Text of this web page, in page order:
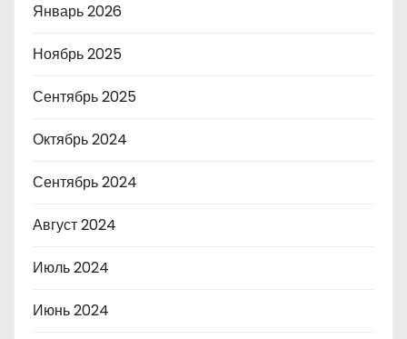
Январь 2026
Ноябрь 2025
Сентябрь 2025
Октябрь 2024
Сентябрь 2024
Август 2024
Июль 2024
Июнь 2024